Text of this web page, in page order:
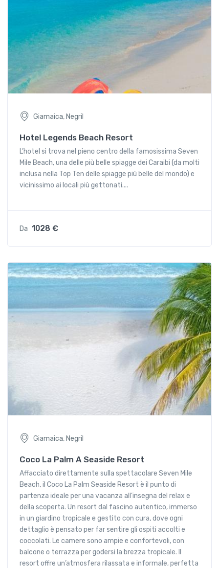
Giamaica, Negril
Hotel Legends Beach Resort
L’hotel si trova nel pieno centro della famosissima Seven
Mile Beach, una delle più belle spiagge dei Caraibi (da molti
inclusa nella Top Ten delle spiagge più belle del mondo) e
vicinissimo ai locali più gettonati....
Da 1028 €
Giamaica, Negril
Coco La Palm A Seaside Resort
Affacciato direttamente sulla spettacolare Seven Mile
Beach, il Coco La Palm Seaside Resort è il punto di
partenza ideale per una vacanza all’insegna del relax e
della scoperta. Un resort dal fascino autentico, immerso
in un giardino tropicale e gestito con cura, dove ogni
dettaglio è pensato per far sentire gli ospiti accolti e
coccolati. Le camere sono ampie e confortevoli, con
balcone o terrazza per godersi la brezza tropicale. Il
resort offre un’atmosfera rilassata e informale, perfetta